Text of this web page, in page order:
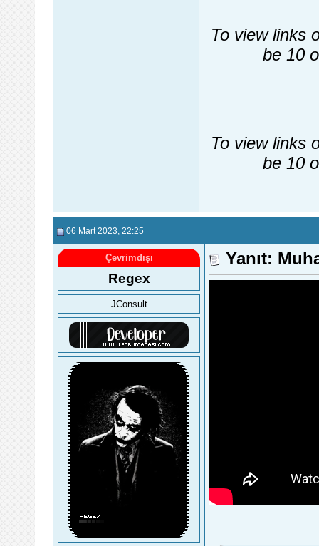
To view links
be 10
To view links
be 10
06 Mart 2023 , 22:25
Çevrimdışı
Regex
JConsult
Yanıt: